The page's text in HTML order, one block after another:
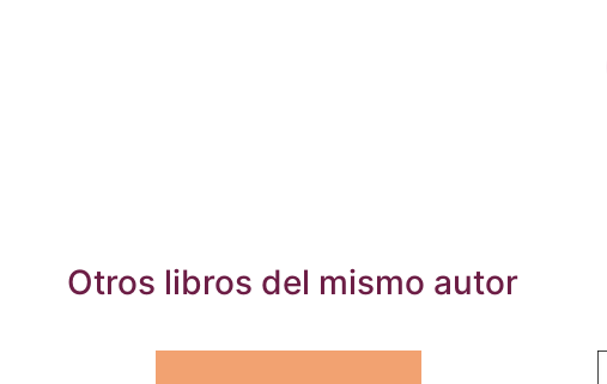
Otros libros del mismo autor